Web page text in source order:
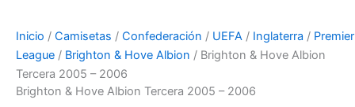
Inicio / Camisetas / Confederación / UEFA / Inglaterra / Premier
League / Brighton & Hove Albion / Brighton & Hove Albion
Tercera 2005 – 2006
Brighton & Hove Albion Tercera 2005 – 2006